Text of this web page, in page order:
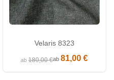
Velaris 8323
ab180,00 €ab81,00 €